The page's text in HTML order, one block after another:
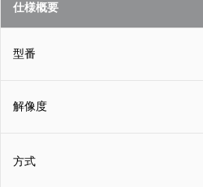
仕様概要
型番
解像度
方式